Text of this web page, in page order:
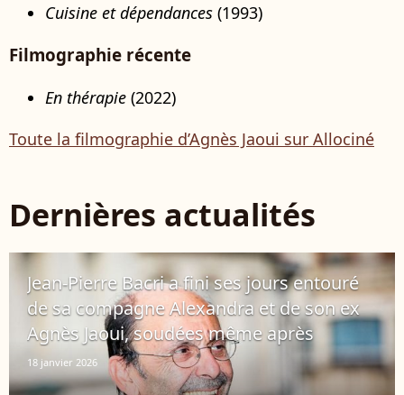
Cuisine et dépendances (1993)
Filmographie récente
En thérapie (2022)
Toute la filmographie d’Agnès Jaoui sur Allociné
Dernières actualités
Jean-Pierre Bacri a fini ses jours entouré
de sa compagne Alexandra et de son ex
Agnès Jaoui, soudées même après
18 janvier 2026